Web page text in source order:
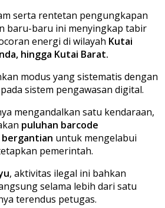
serta rentetan pengungkapan
baru-baru ini menyingkap tabir
energi di wilayah Kutai
hingga Kutai Barat.
modus yang sistematis dengan
sistem pengawasan digital.
mengandalkan satu kendaraan,
puluhan barcode
bergantian untuk mengelabui
pemerintah.
, aktivitas ilegal ini bahkan
selama lebih dari satu
terendus petugas.